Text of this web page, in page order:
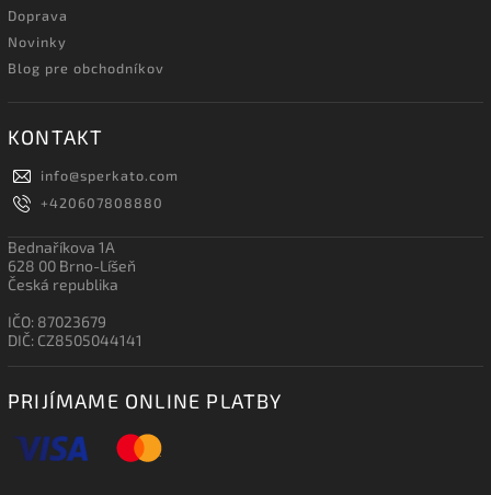
Doprava
Novinky
Blog pre obchodníkov
KONTAKT
info@sperkato.com
+420607808880
Bednaříkova 1A
628 00 Brno-Líšeň
Česká republika
IČO: 87023679
DIČ: CZ8505044141
PRIJÍMAME ONLINE PLATBY